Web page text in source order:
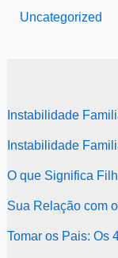
Uncategorized
Instabilidade
Instabilidade
O que Significa
Sua Relação com
Tomar os Pais: Os